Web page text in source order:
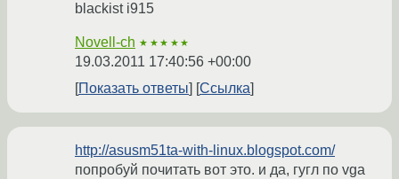
blackist i915
Novell-ch ★★★★★
19.03.2011 17:40:56 +00:00
Показать ответы
Ссылка
http://asusm51ta-with-linux.blogspot.com/
попробуй почитать вот это. и да, гугл по vga